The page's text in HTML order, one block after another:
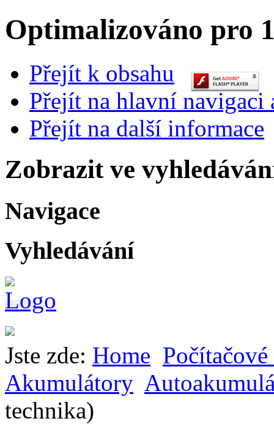
Optimalizováno pro
Přejít k obsahu
Přejít na hlavní navigaci
Přejít na další informace
Zobrazit ve
Navigace
Vyhledávání
Jste zde: Home
Akumulátory
technika)